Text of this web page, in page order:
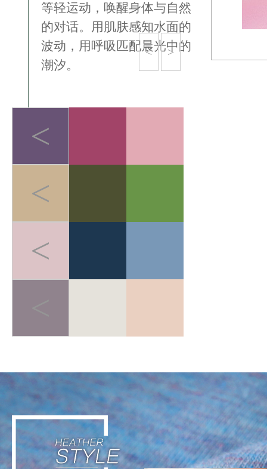
< >
等轻运动，唤醒身体与自然
的对话。用肌肤感知水面的
波动，用呼吸匹配晨光中的
潮汐。
轻运动不挑战极限，而是通
过日常低强度活动实现能量
补给。这种理念让运动回归
生活本身，在细微处滋养身
心。
<
<
<